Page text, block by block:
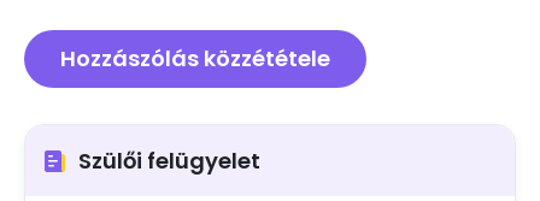
Szülői felügyelet